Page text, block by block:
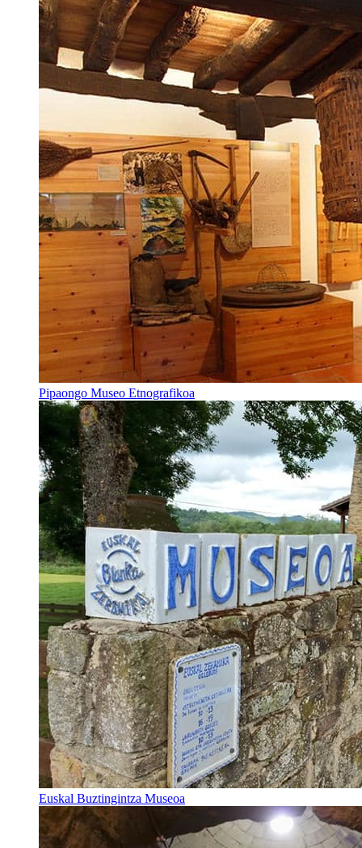
Pipaongo Museo Etnografikoa
Euskal Buztingintza Museoa